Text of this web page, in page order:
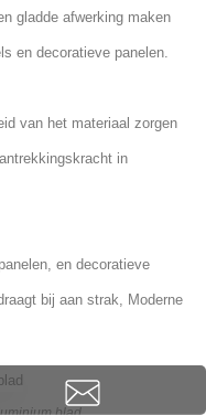
gladde afwerking maken
en decoratieve panelen.
van het materiaal zorgen
in
en decoratieve
​​bij aan strak, Moderne